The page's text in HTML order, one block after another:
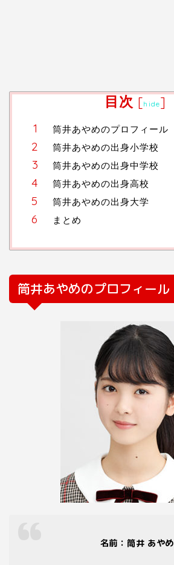
目次 [hide]
筒井あやめのプロフィール
筒井あやめの出身小学校
筒井あやめの出身中学校
筒井あやめの出身高校
筒井あやめの出身大学
まとめ
筒井あやめのプロフィール
名前：筒井 あやめ